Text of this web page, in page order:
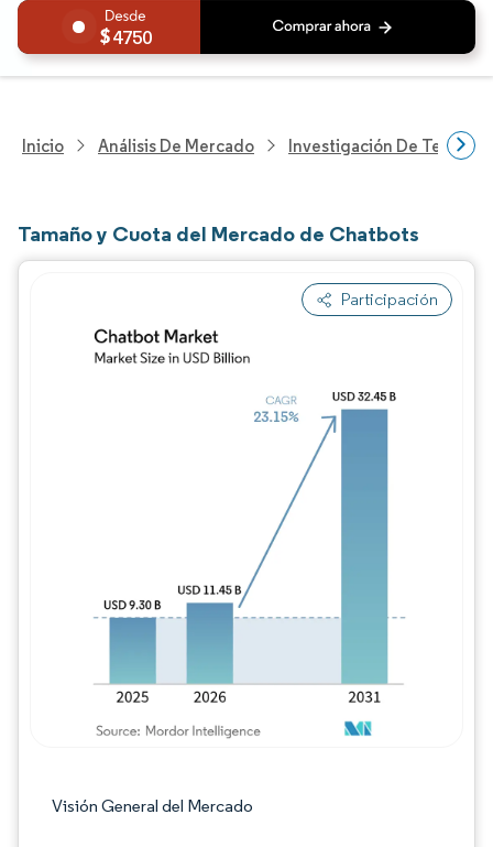
4750
Inicio Análisis De Mercado Investigación De
Tamaño y Cuota del Mercado de Chatbots
Participación
Visión General del Mercado
Imagen © Mordor Intelligence. El uso